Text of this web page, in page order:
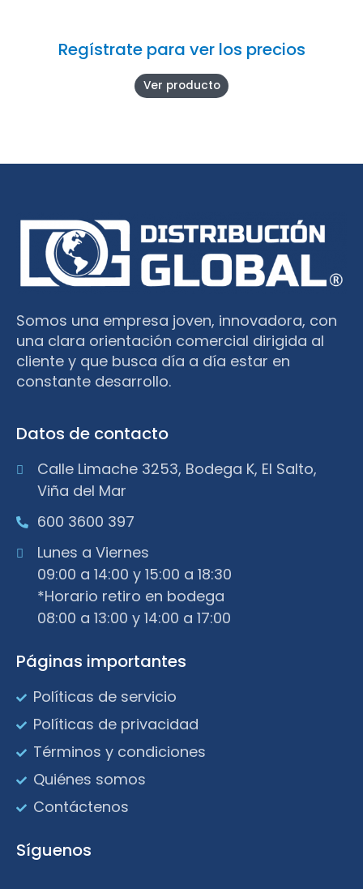
Regístrate para ver los precios
Ver producto
Somos una empresa joven, innovadora, con
una clara orientación comercial dirigida al
cliente y que busca día a día estar en
constante desarrollo.
Datos de contacto
Calle Limache 3253, Bodega K, El Salto,
Viña del Mar
600 3600 397
Lunes a Viernes
09:00 a 14:00 y 15:00 a 18:30
*Horario retiro en bodega
08:00 a 13:00 y 14:00 a 17:00
Páginas importantes
Políticas de servicio
Políticas de privacidad
Términos y condiciones
Quiénes somos
Contáctenos
Síguenos